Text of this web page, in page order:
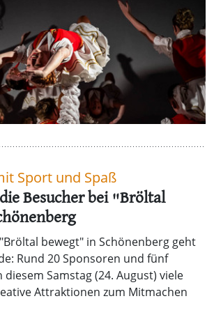
Sport und Spaß
Besucher bei "Bröltal
bewegt" in Schönenberg geht
Rund 20 Sponsoren und fünf
Samstag (24. August) viele
Attraktionen zum Mitmachen